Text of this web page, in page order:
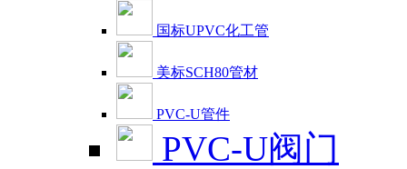
国标UPVC化工管
美标SCH80管材
PVC-U管件
PVC-U阀门